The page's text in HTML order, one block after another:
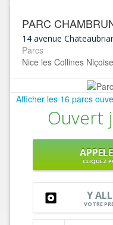
PARC
14 avenue
Parcs
Nice les Collines
Afficher les 16 parcs
Ouvert
CLIQUEZ
Y
VOTRE